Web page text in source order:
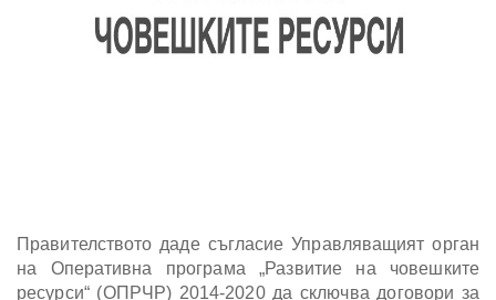
Правителството даде съгласие Управляващият орган
на Оперативна програма „Развитие на човешките
ресурси“ (ОПРЧР) 2014-2020 да сключва договори за